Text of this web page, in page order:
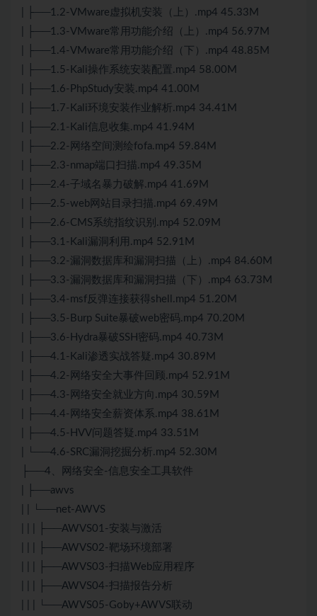
| ├──1.2-VMware虚拟机安装（上）.mp4 45.33M
| ├──1.3-VMware常用功能介绍（上）.mp4 56.97M
| ├──1.4-VMware常用功能介绍（下）.mp4 48.85M
| ├──1.5-Kali操作系统安装配置.mp4 58.00M
| ├──1.6-PhpStudy安装.mp4 41.00M
| ├──1.7-Kali环境安装作业解析.mp4 34.41M
| ├──2.1-Kali信息收集.mp4 41.94M
| ├──2.2-网络空间测绘fofa.mp4 59.84M
| ├──2.3-nmap端口扫描.mp4 49.35M
| ├──2.4-子域名暴力破解.mp4 41.69M
| ├──2.5-web网站目录扫描.mp4 69.49M
| ├──2.6-CMS系统指纹识别.mp4 52.09M
| ├──3.1-Kali漏洞利用.mp4 52.91M
| ├──3.2-漏洞数据库和漏洞扫描（上）.mp4 84.60M
| ├──3.3-漏洞数据库和漏洞扫描（下）.mp4 63.73M
| ├──3.4-msf反弹连接获得shell.mp4 51.20M
| ├──3.5-Burp Suite暴破web密码.mp4 70.20M
| ├──3.6-Hydra暴破SSH密码.mp4 40.73M
| ├──4.1-Kali渗透实战答疑.mp4 30.89M
| ├──4.2-网络安全大事件回顾.mp4 52.91M
| ├──4.3-网络安全就业方向.mp4 30.59M
| ├──4.4-网络安全薪资体系.mp4 38.61M
| ├──4.5-HVV问题答疑.mp4 33.51M
| └──4.6-SRC漏洞挖掘分析.mp4 52.30M
├──4、网络安全-信息安全工具软件
| ├──awvs
| | └──net-AWVS
| | | ├──AWVS01-安装与激活
| | | ├──AWVS02-靶场环境部署
| | | ├──AWVS03-扫描Web应用程序
| | | ├──AWVS04-扫描报告分析
| | | └──AWVS05-Goby+AWVS联动